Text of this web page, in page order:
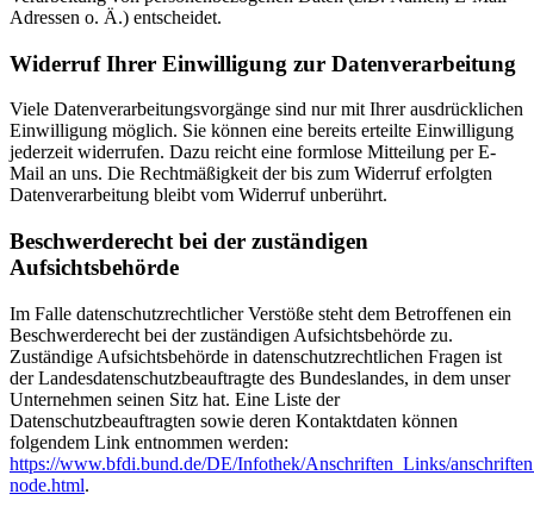
Adressen o. Ä.) entscheidet.
Widerruf Ihrer Einwilligung zur Datenverarbeitung
Viele Datenverarbeitungsvorgänge sind nur mit Ihrer ausdrücklichen
Einwilligung möglich. Sie können eine bereits erteilte Einwilligung
jederzeit widerrufen. Dazu reicht eine formlose Mitteilung per E-
Mail an uns. Die Rechtmäßigkeit der bis zum Widerruf erfolgten
Datenverarbeitung bleibt vom Widerruf unberührt.
Beschwerderecht bei der zuständigen
Aufsichtsbehörde
Im Falle datenschutzrechtlicher Verstöße steht dem Betroffenen ein
Beschwerderecht bei der zuständigen Aufsichtsbehörde zu.
Zuständige Aufsichtsbehörde in datenschutzrechtlichen Fragen ist
der Landesdatenschutzbeauftragte des Bundeslandes, in dem unser
Unternehmen seinen Sitz hat. Eine Liste der
Datenschutzbeauftragten sowie deren Kontaktdaten können
folgendem Link entnommen werden:
https://www.bfdi.bund.de/DE/Infothek/Anschriften_Links/
node.html.